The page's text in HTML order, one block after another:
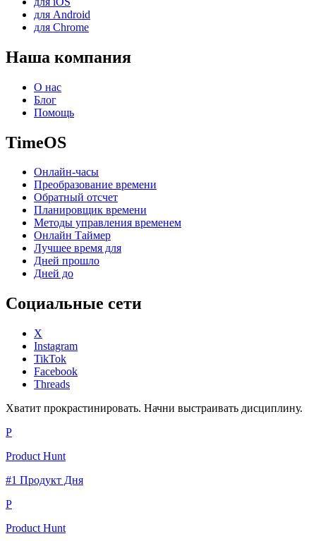
для Android
для Chrome
Наша компания
О нас
Блог
Помощь
TimeOS
Онлайн-часы
Преобразование времени
Обратный отсчет
Планировщик времени
Методы управления временем
Онлайн Таймер
Лучшее время для
Дней прошло
Дней до
Социальные сети
X
Instagram
TikTok
Facebook
Threads
Хватит прокрастинировать. Начни выстраивать дисциплину.
P
Product Hunt
#1 Продукт Дня
P
Product Hunt